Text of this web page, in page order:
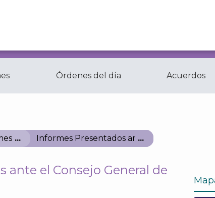
Órdenes del día Acuerdos
Informes Presentados ante el Consejo
ante el Consejo General de